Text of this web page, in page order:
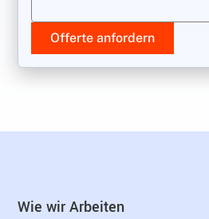
Offerte anfordern
Wie wir Arbeiten